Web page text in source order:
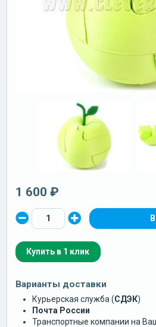
1 600 ₽
Купить в 1 клик
Варианты доставки
Курьерская служба (СДЭК)
Почта России
Транспортные компании на